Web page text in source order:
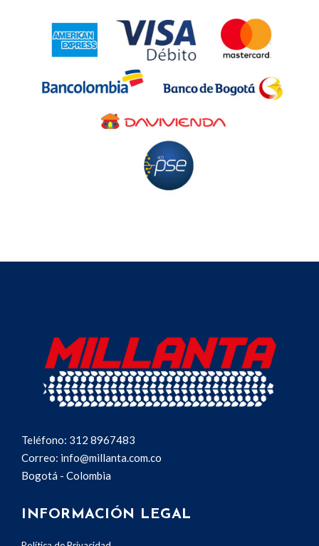
Teléfono: 312 8967483
Correo: info@millanta.com.co
Bogotá - Colombia
INFORMACIÓN LEGAL